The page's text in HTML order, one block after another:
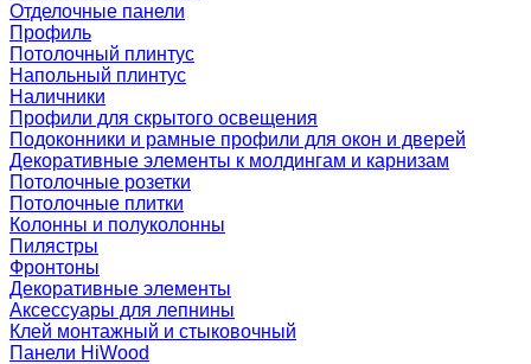
Отделочные панели
Профиль
Потолочный плинтус
Напольный плинтус
Наличники
Профили для скрытого освещения
Подоконники и рамные профили для окон и дверей
Декоративные элементы к молдингам и карнизам
Потолочные розетки
Потолочные плитки
Колонны и полуколонны
Пилястры
Фронтоны
Декоративные элементы
Аксессуары для лепнины
Клей монтажный и стыковочный
Панели HiWood